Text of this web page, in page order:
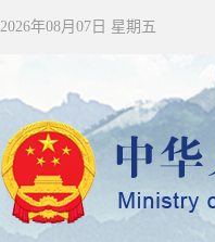
2026年08月07日 星期五